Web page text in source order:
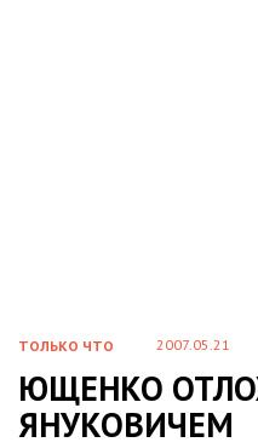
ТОЛЬКО ЧТО 2007.05.21
ЮЩЕНКО
ЯНУКОВИЧЕМ